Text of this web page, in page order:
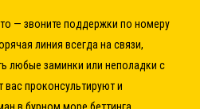
— звоните поддержки по номеру
линия всегда на связи,
любые заминки или неполадки с
проконсультируют и